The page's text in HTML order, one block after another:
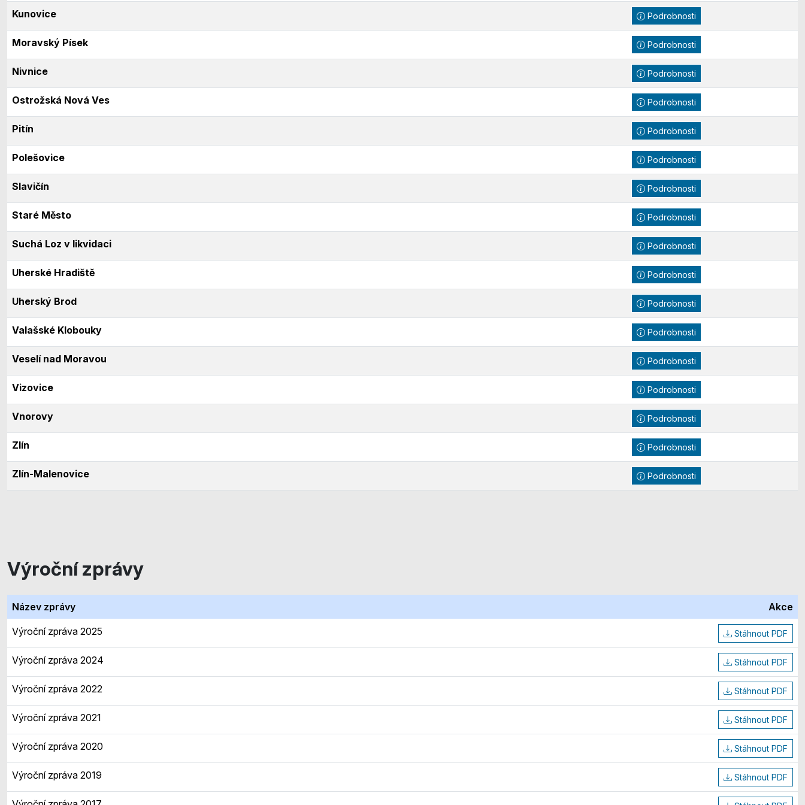
Kunovice Podrobnosti
Moravský Písek Podrobnosti
Nivnice Podrobnosti
Ostrožská Nová Ves Podrobnosti
Pitín Podrobnosti
Polešovice Podrobnosti
Slavičín Podrobnosti
Staré Město Podrobnosti
Suchá Loz v likvidaci Podrobnosti
Uherské Hradiště Podrobnosti
Uherský Brod Podrobnosti
Valašské Klobouky Podrobnosti
Veselí nad Moravou Podrobnosti
Vizovice Podrobnosti
Vnorovy Podrobnosti
Zlín Podrobnosti
Zlín-Malenovice Podrobnosti
Výroční zprávy
Název zprávy Akce
Výroční zpráva 2025 Stáhnout PDF
Výroční zpráva 2024 Stáhnout PDF
Výroční zpráva 2022 Stáhnout PDF
Výroční zpráva 2021 Stáhnout PDF
Výroční zpráva 2020 Stáhnout PDF
Výroční zpráva 2019 Stáhnout PDF